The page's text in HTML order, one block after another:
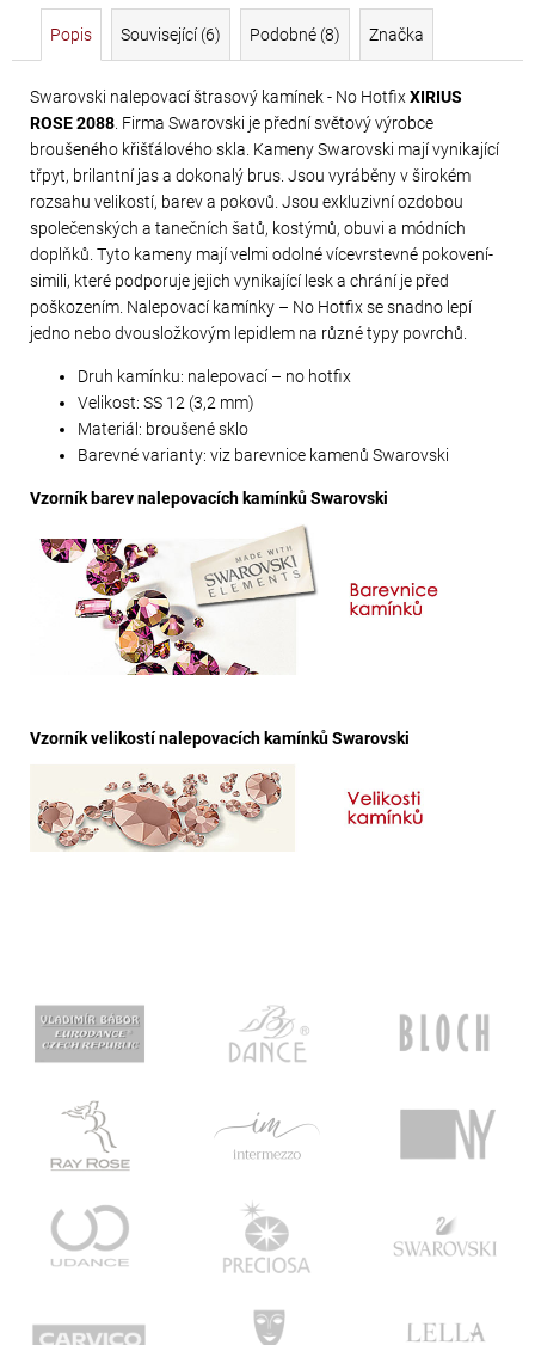
Popis Související (6) Podobné (8) Značka
Swarovski nalepovací štrasový kamínek - No HotfixXIRIUS
ROSE 2088 . Firma Swarovski je přední světový výrobce
broušeného křišťálového skla. Kameny Swarovski mají vynikající
třpyt, brilantní jas a dokonalý brus. Jsou vyráběny v širokém
rozsahu velikostí, barev a pokovů. Jsou exkluzivní ozdobou
společenských a tanečních šatů, kostýmů, obuvi a módních
doplňků. Tyto kameny mají velmi odolné vícevrstevné pokovení-
simili, které podporuje jejich vynikající lesk a chrání je před
poškozením. Nalepovací kamínky – No Hotfix se snadno lepí
jedno nebo dvousložkovým lepidlem na různé typy povrchů.
Druh kamínku: nalepovací – no hotfix
Velikost: SS 12 (3,2 mm)
Materiál: broušené sklo
Barevné varianty: viz barevnice kamenů Swarovski
Vzorník barev nalepovacích kamínků Swarovski
Vzorník velikostí nalepovacích kamínků Swarovski
GÜTERMANN
HT2
30
G
169
Kč